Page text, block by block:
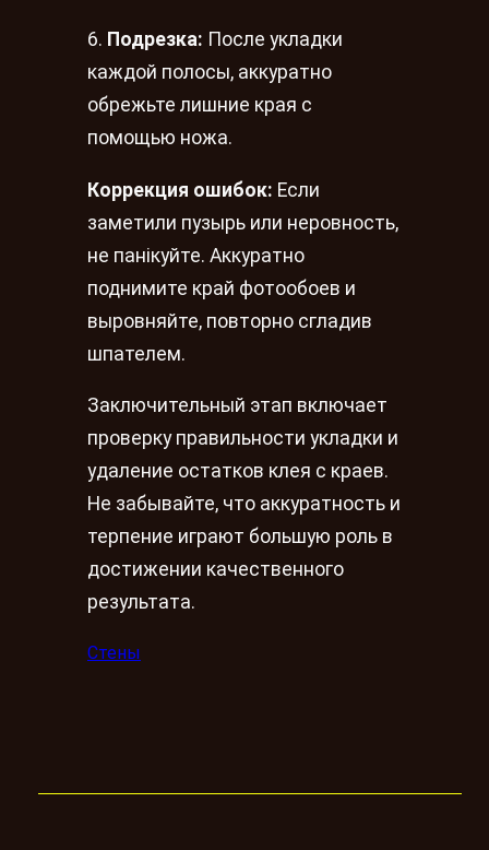
6. Подрезка: После укладки
каждой полосы, аккуратно
обрежьте лишние края с
помощью ножа.
Коррекция ошибок: Если
заметили пузырь или неровность,
не панікуйте. Аккуратно
поднимите край фотообоев и
выровняйте, повторно сгладив
шпателем.
Заключительный этап включает
проверку правильности укладки и
удаление остатков клея с краев.
Не забывайте, что аккуратность и
терпение играют большую роль в
достижении качественного
результата.
Стены